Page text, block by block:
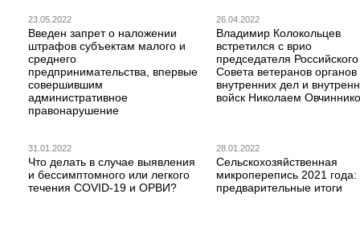
23.05.2022
Введен запрет о наложении
штрафов субъектам малого и
среднего
предпринимательства, впервые
совершившим
административное
правонарушение
26.04.2022
Владимир Колокольцев
встретился с врио
председателя Российского
Совета ветеранов органов
внутренних дел и
войск Николаем
31.01.2022
Что делать в случае выявления
и бессимптомного или легкого
течения COVID-19 и ОРВИ?
28.01.2022
Сельскохозяйственная
микроперепись 2021 года:
предварительные итоги